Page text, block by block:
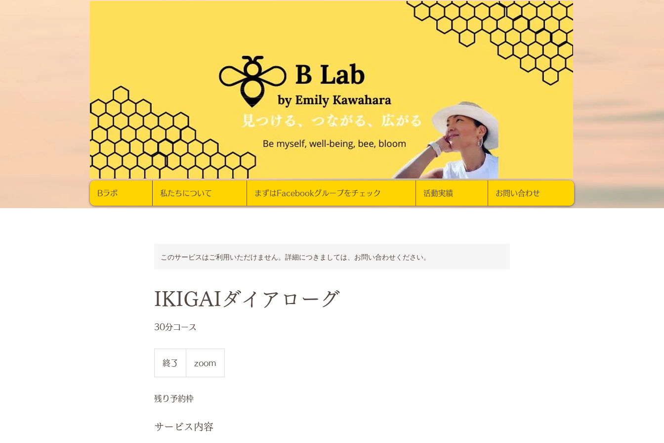
Bラボ 私たちについて まずはFacebookグループをチェック 活動実績 お問い合わせ
このサービスはご利用いただけません。詳細につきましては、お問い合わせください。
IKIGAIダイアローグ
30分コース
終了 zoom
残り予約枠
サービス内容